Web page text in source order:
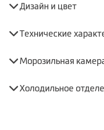
Дизайн и цвет
Технические
Морозильная
Холодильное